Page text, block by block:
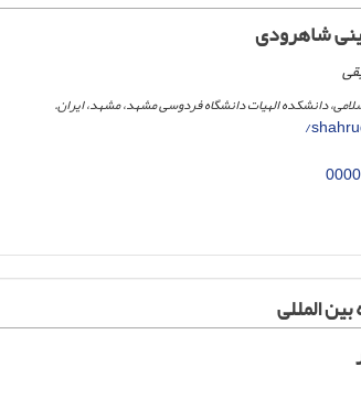
شاهرودی
دانشکده الهیات دانشگاه فردوسی مشهد، مشهد، ایران.
المللی